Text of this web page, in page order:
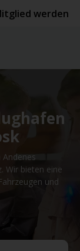
werden
Wir bieten eine
und